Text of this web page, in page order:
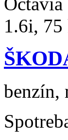
benzín,